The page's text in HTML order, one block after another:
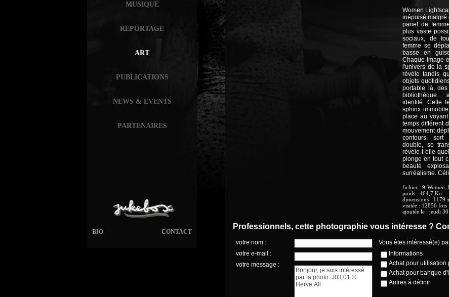
MUSIQUE
REPORTAGE
ART
PUBLICATIONS
NEWS & EVENTS
PARTENAIRES
CONTACT
BIO
Women
inépuisé malgré
panel de
plus vaste
sociaux, de
femme se
basse en
Chaque image
l'univers de la
révèle tandis
objets
portable là,
identité. Cette
sphinx
place au
temps différent
mouvement
contours, sort
double, se
révèle-t-elle
plonge en tout
beauté
surréalisme.
fichier : 9-
poids : 464,7 Ko
dimensions : 1179
visitée : 12856 fois
ajoutée le : jeudi
Professionnels, cette photographie vous intéresse ?
votre nom :
votre e-mail :
votre message :
Vous êtes intéressé(e)
Informations
Achat pour utilisation
Achat pour banque
Autres à définir